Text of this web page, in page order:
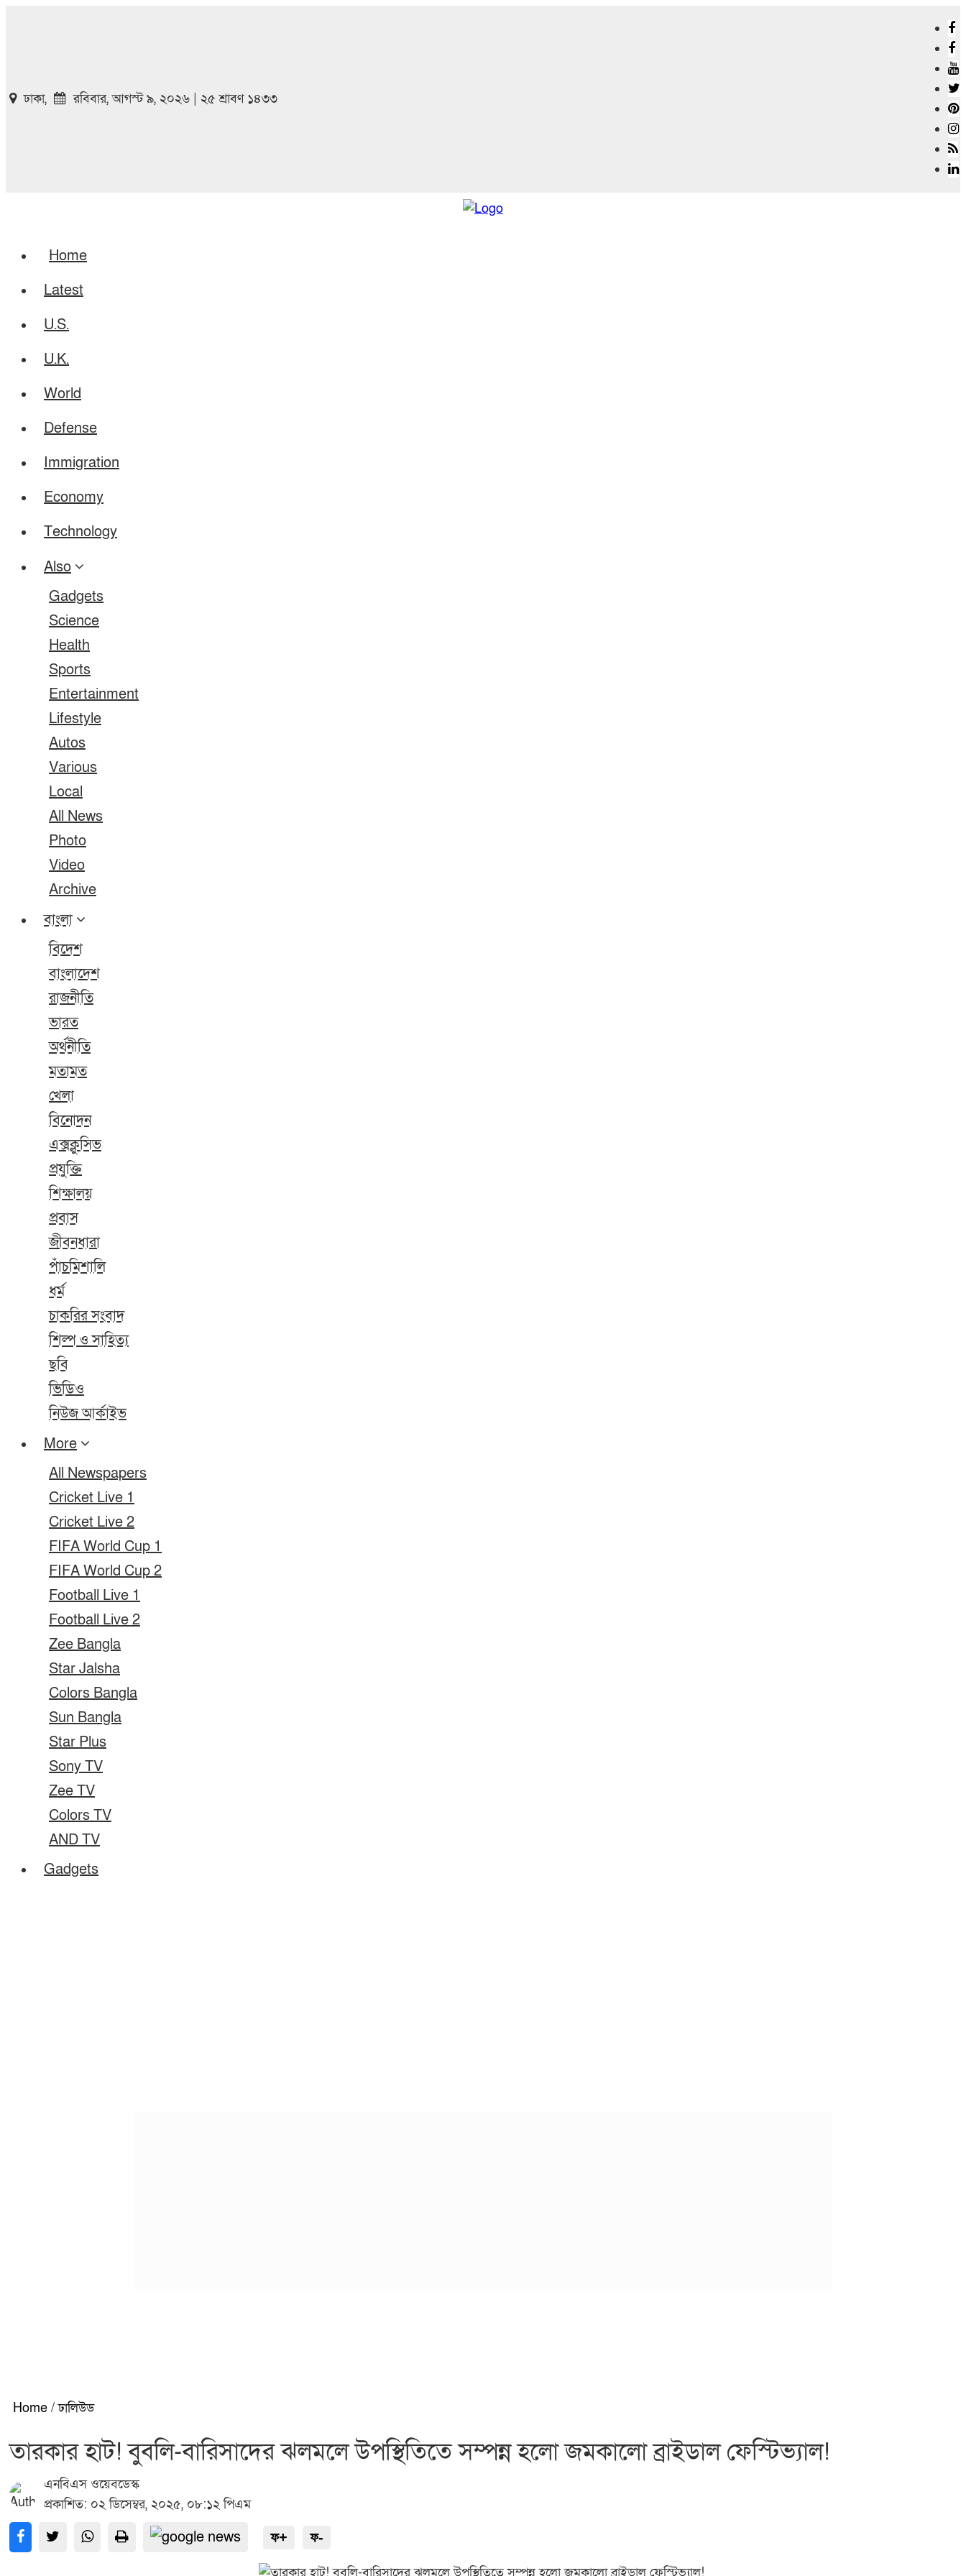
ঢাকা, রবিবার, আগস্ট ৯, ২০২৬ | ২৫ শ্রাবণ ১৪৩৩
Home
Latest
U.S.
U.K.
World
Defense
Immigration
Economy
Technology
Also
Gadgets
Science
Health
Sports
Entertainment
Lifestyle
Autos
Various
Local
All News
Photo
Video
Archive
বাংলা
বিদেশ
বাংলাদেশ
রাজনীতি
ভারত
অর্থনীতি
মতামত
খেলা
বিনোদন
এক্সক্লুসিভ
প্রযুক্তি
শিক্ষালয়
প্রবাস
জীবনধারা
পাঁচমিশালি
ধর্ম
চাকরির সংবাদ
শিল্প ও সাহিত্য
ছবি
ভিডিও
নিউজ আর্কাইভ
More
All Newspapers
Cricket Live 1
Cricket Live 2
FIFA World Cup 1
FIFA World Cup 2
Football Live 1
Football Live 2
Zee Bangla
Star Jalsha
Colors Bangla
Sun Bangla
Star Plus
Sony TV
Zee TV
Colors TV
AND TV
Gadgets
Home / ঢালিউড
তারকার হাট! বুবলি-বারিসাদের ঝলমলে উপস্থিতিতে সম্পন্ন হলো জমকালো ব্রাইডাল ফেস্টিভ্যাল!
এনবিএস ওয়েবডেস্ক
প্রকাশিত: ০২ ডিসেম্বর, ২০২৫, ০৮:১২ পিএম
ফ+ ফ-